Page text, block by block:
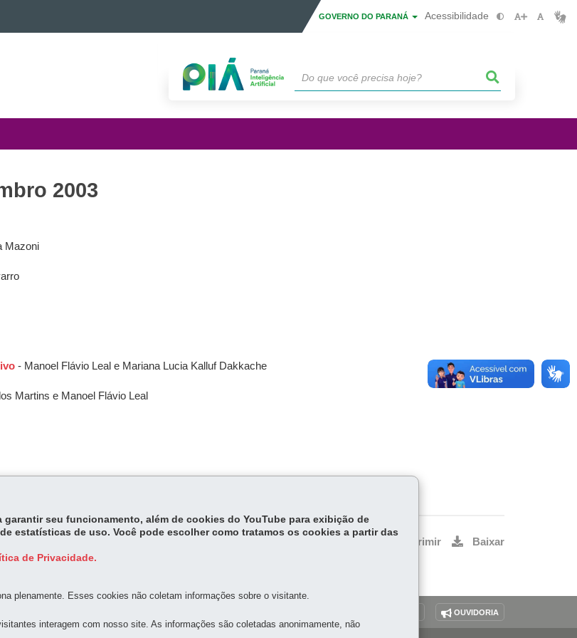
GOVERNO DO PARANÁ Acessibilidade
2003
Mazoni
- Manoel Flávio Leal e Mariana Lucia Kalluf Dakkache
Martins e Manoel Flávio Leal
Imprimir Baixar
OUVIDORIA
seu funcionamento, além de cookies do YouTube para exibição de
estatísticas de uso. Você pode escolher como tratamos os cookies a partir das
de Privacidade.
plenamente. Esses cookies não coletam informações sobre o visitante.
interagem com nosso site. As informações são coletadas anonimamente, não